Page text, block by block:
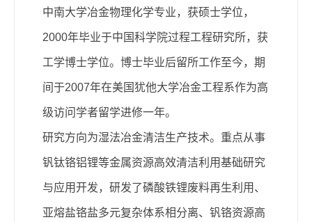
中南大学冶金物理化学专业，获硕士学位，
2000年毕业于中国科学院过程工程研究所，获
工学博士学位。博士毕业后留所工作至今，期
间于2007年在美国犹他大学冶金工程系作为高
级访问学者留学进修一年。
研究方向为湿法冶金清洁生产技术。重点从事
钒钛铬铝锂等金属资源高效清洁利用基础研究
与应用开发，研发了磷酸铁锂废料再生利用、
亚熔盐铬盐多元复杂体系相分离、钒铬资源高